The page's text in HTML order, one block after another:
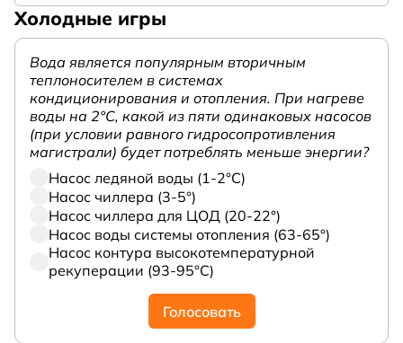
Холодные игры
Вода является популярным вторичным
теплоносителем в системах
кондиционирования и отопления. При нагреве
воды на 2°С, какой из пяти одинаковых насосов
(при условии равного гидросопротивления
магистрали) будет потреблять меньше энергии?
Насос ледяной воды (1-2°С)
Насос чиллера (3-5°)
Насос чиллера для ЦОД (20-22°)
Насос воды системы отопления (63-65°)
Насос контура высокотемпературной
рекуперации (93-95°С)
Голосовать